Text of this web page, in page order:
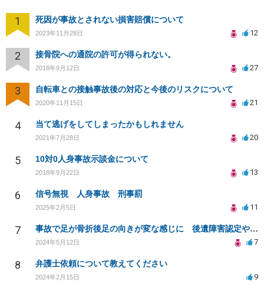
1 死因が事故とされない損害賠償について
2023年11月28日 12
2 接骨院への通院の許可が得られない。
2018年9月12日 27
3 自転車との接触事故後の対応と今後のリスクについて
2020年11月15日 21
4 当て逃げをしてしまったかもしれません
2021年7月28日 20
5 10対0人身事故示談金について
2018年9月22日 13
6 信号無視 人身事故 刑事罰
2025年2月5日 11
7 事故で足が骨折後足の向きが変な感じに 後遺障害認定や慰謝料増額できるか
2024年5月12日 7
8 弁護士依頼について教えてください
2024年2月15日 9